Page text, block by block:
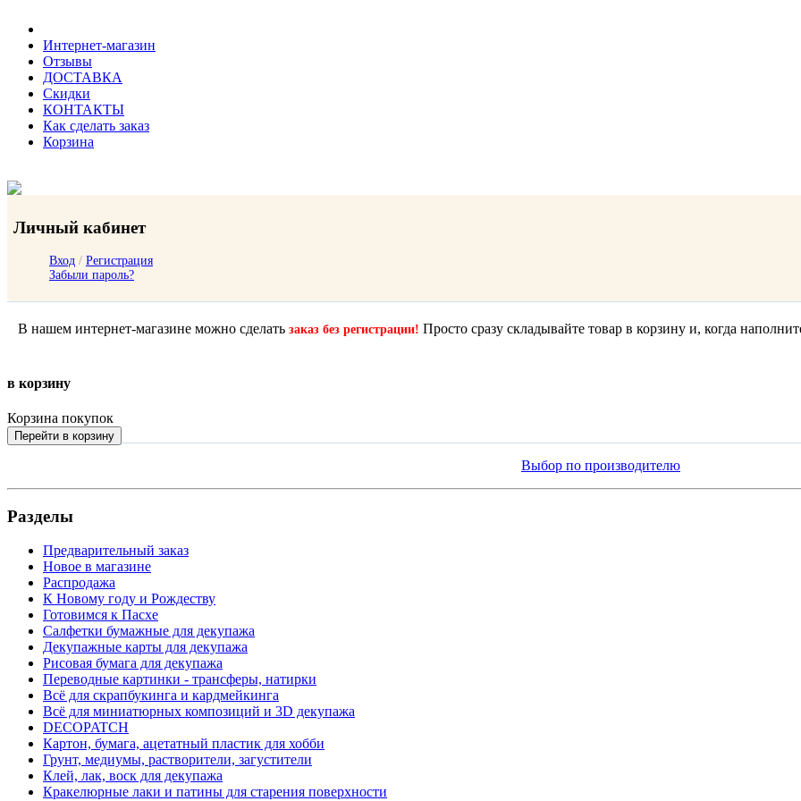
Интернет-магазин
Отзывы
ДОСТАВКА
Скидки
КОНТАКТЫ
Как сделать заказ
Корзина
Личный кабинет
Вход / Регистрация
Забыли пароль?
В нашем интернет-магазине можно сделать заказ без регистрации! Просто сразу складывайте товар в корзину и, когда
в корзину
Корзина покупок
Перейти в корзину
Выбор по производителю
Разделы
Предварительный заказ
Новое в магазине
Распродажа
К Новому году и Рождеству
Готовимся к Пасхе
Салфетки бумажные для декупажа
Декупажные карты для декупажа
Рисовая бумага для декупажа
Переводные картинки - трансферы, натирки
Всё для скрапбукинга и кардмейкинга
Всё для миниатюрных композиций и 3D декупажа
DECOPATCH
Картон, бумага, ацетатный пластик для хобби
Грунт, медиумы, растворители, загустители
Клей, лак, воск для декупажа
Кракелюрные лаки и патины для старения поверхности